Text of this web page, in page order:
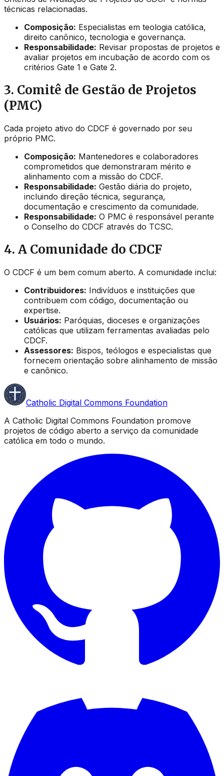
técnicas relacionadas.
Composição: Especialistas em teologia católica,
direito canônico, tecnologia e governança.
Responsabilidade: Revisar propostas de projetos e
avaliar projetos em incubação de acordo com os
critérios Gate 1 e Gate 2.
3. Comitê de Gestão de Projetos
(PMC)
Cada projeto ativo do CDCF é governado por seu
próprio PMC.
Composição: Mantenedores e colaboradores
comprometidos que demonstraram mérito e
alinhamento com a missão do CDCF.
Responsabilidade: Gestão diária do projeto,
incluindo direção técnica, segurança,
documentação e crescimento da comunidade.
Responsabilidade: O PMC é responsável perante
o Conselho do CDCF através do TCSC.
4. A Comunidade do CDCF
O CDCF é um bem comum aberto. A comunidade inclui:
Contribuidores: Indivíduos e instituições que
contribuem com código, documentação ou
expertise.
Usuários: Paróquias, dioceses e organizações
católicas que utilizam ferramentas avaliadas pelo
CDCF.
Assessores: Bispos, teólogos e especialistas que
fornecem orientação sobre alinhamento de missão
e canônico.
Catholic Digital Commons Foundation
A Catholic Digital Commons Foundation promove
projetos de código aberto a serviço da comunidade
católica em todo o mundo.